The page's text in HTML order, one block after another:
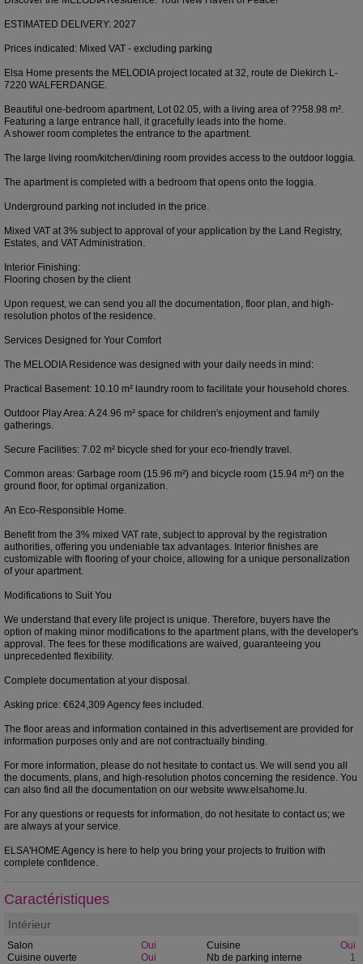
ESTIMATED DELIVERY: 2027
Prices indicated: Mixed VAT - excluding parking
Elsa Home presents the MELODIA project located at 32, route de Diekirch L-
7220 WALFERDANGE.
Beautiful one-bedroom apartment, Lot 02.05, with a living area of ??58.98 m².
Featuring a large entrance hall, it gracefully leads into the home.
A shower room completes the entrance to the apartment.
The large living room/kitchen/dining room provides access to the outdoor loggia.
The apartment is completed with a bedroom that opens onto the loggia.
Underground parking not included in the price.
Mixed VAT at 3% subject to approval of your application by the Land Registry,
Estates, and VAT Administration.
Interior Finishing:
Flooring chosen by the client
Upon request, we can send you all the documentation, floor plan, and high-
resolution photos of the residence.
Services Designed for Your Comfort
The MELODIA Residence was designed with your daily needs in mind:
Practical Basement: 10.10 m² laundry room to facilitate your household chores.
Outdoor Play Area: A 24.96 m² space for children's enjoyment and family
gatherings.
Secure Facilities: 7.02 m² bicycle shed for your eco-friendly travel.
Common areas: Garbage room (15.96 m²) and bicycle room (15.94 m²) on the
ground floor, for optimal organization.
An Eco-Responsible Home.
Benefit from the 3% mixed VAT rate, subject to approval by the registration
authorities, offering you undeniable tax advantages. Interior finishes are
customizable with flooring of your choice, allowing for a unique personalization
of your apartment.
Modifications to Suit You
We understand that every life project is unique. Therefore, buyers have the
option of making minor modifications to the apartment plans, with the developer's
approval. The fees for these modifications are waived, guaranteeing you
unprecedented flexibility.
Complete documentation at your disposal.
Asking price: €624,309 Agency fees included.
The floor areas and information contained in this advertisement are provided for
information purposes only and are not contractually binding.
For more information, please do not hesitate to contact us. We will send you all
the documents, plans, and high-resolution photos concerning the residence. You
can also find all the documentation on our website www.elsahome.lu.
For any questions or requests for information, do not hesitate to contact us; we
are always at your service.
ELSA'HOME Agency is here to help you bring your projects to fruition with
complete confidence.
Caractéristiques
Intérieur
Salon Oui Cuisine
Oui
Cuisine ouverte
Oui Nb de parking interne 1